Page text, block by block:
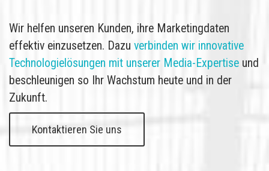
Media Inhousing
TV-Attribution
Wir helfen unseren Kunden, ihre Marketingdaten
effektiv einzusetzen. Dazu verbinden wir innovative
Technologielösungen mit unserer Media-Expertise und
beschleunigen so Ihr Wachstum heute und in der
Zukunft.
Kontaktieren Sie uns